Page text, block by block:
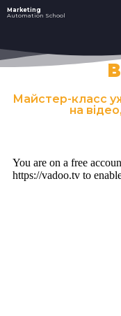
Marketing
Automation School
Майстер-класс
на